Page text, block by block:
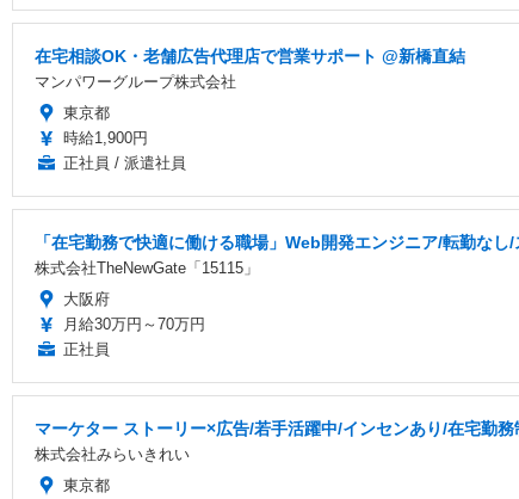
在宅相談OK・老舗広告代理店で営業サポート @新橋直結
マンパワーグループ株式会社
東京都
時給1,900円
正社員 / 派遣社員
「在宅勤務で快適に働ける職場」Web開発エンジニア/転勤なし
株式会社TheNewGate「15115」
大阪府
月給30万円～70万円
正社員
マーケター ストーリー×広告/若手活躍中/インセンあり/在宅勤
株式会社みらいきれい
東京都